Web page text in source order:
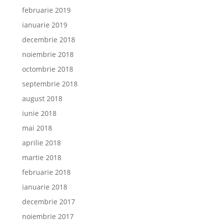
februarie 2019
ianuarie 2019
decembrie 2018
noiembrie 2018
octombrie 2018
septembrie 2018
august 2018
iunie 2018
mai 2018
aprilie 2018
martie 2018
februarie 2018
ianuarie 2018
decembrie 2017
noiembrie 2017